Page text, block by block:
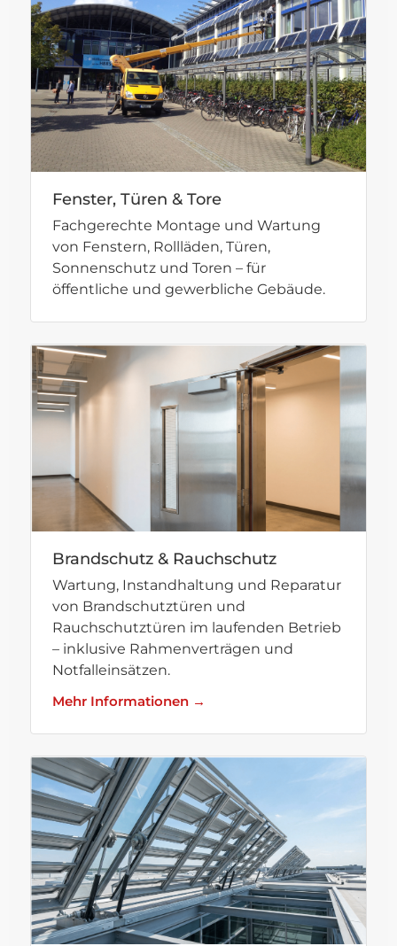
Fenster, Türen & Tore
Fachgerechte Montage und Wartung
von Fenstern, Rollläden, Türen,
Sonnenschutz und Toren – für
öffentliche und gewerbliche Gebäude.
Brandschutz & Rauchschutz
Wartung, Instandhaltung und Reparatur
von Brandschutztüren und
Rauchschutztüren im laufenden Betrieb
– inklusive Rahmenverträgen und
Notfalleinsätzen.
Mehr Informationen →